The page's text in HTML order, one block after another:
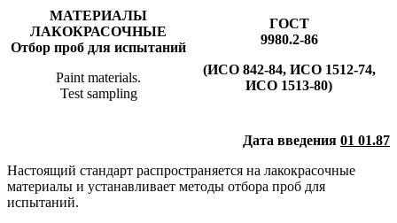
МАТЕРИАЛЫ
ЛАКОКРАСОЧНЫЕ
Отбор проб для испытаний
Paint materials.
Test sampling
ГОСТ
9980.2-86
(ИСО 842-84, ИСО 1512-74,
ИСО 1513-80)
Дата введения 01 01.87
Настоящий стандарт распространяется на лакокрасочные
материалы и устанавливает методы отбора проб для
испытаний.